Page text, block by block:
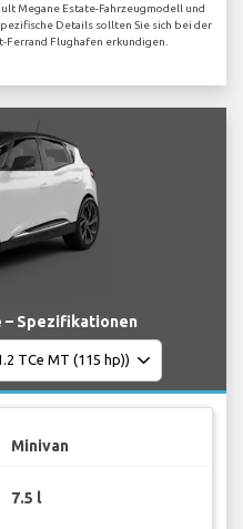
Megane Estate-Fahrzeugmodell und
Details sollten Sie sich bei der
Flughafen erkundigen.
– Spezifikationen
Minivan
7.5 l